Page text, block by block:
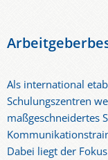
Als international
Schulungszentren
maßgeschneidertes
Dabei liegt der